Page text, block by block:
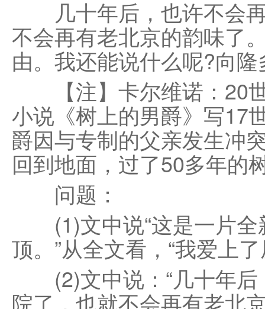
几十年后，也许不会再
不会再有老北京的韵味了
由。我还能说什么呢?向
【注】卡尔维诺：20
小说《树上的男爵》写17
爵因与专制的父亲发生冲
回到地面，过了50多年的
问题：
(1)文中说“这是一片全
顶。”从全文看，“我爱上
(2)文中说：“几十年后
院了，也就不会再有老北